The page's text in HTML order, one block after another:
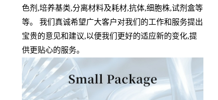
色剂,培养基类,分离材料及耗材,抗体,细胞株,试剂盒等
等。 我们真诚希望广大客户对我们的工作和服务提出
宝贵的意见和建议,以便我们更好的适应新的变化,提
供更贴心的服务。